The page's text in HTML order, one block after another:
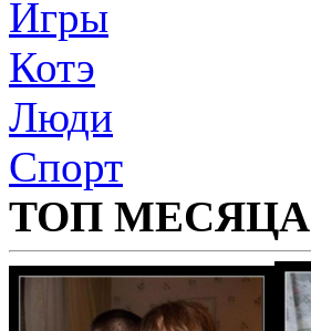
Игры
Котэ
Люди
Спорт
ТОП МЕСЯЦА